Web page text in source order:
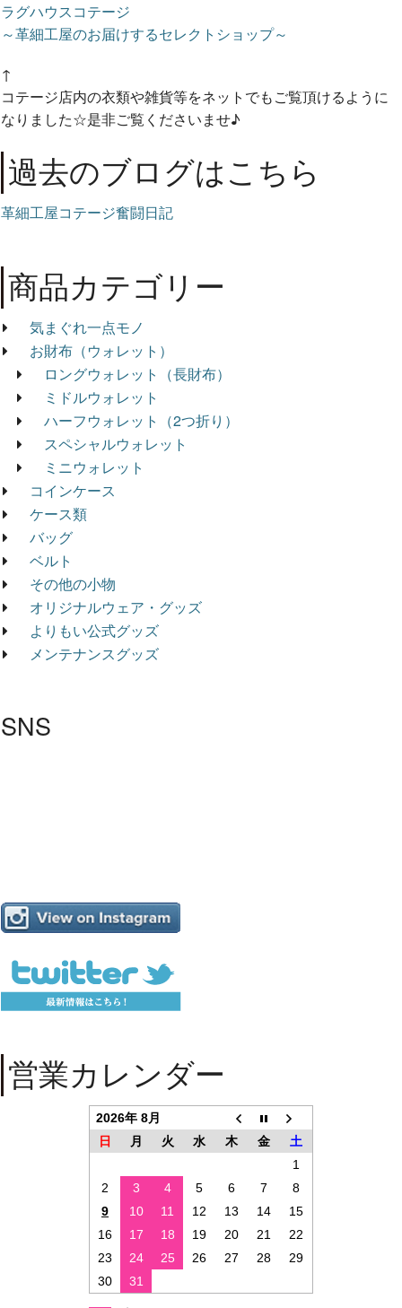
ラグハウスコテージ
～革細工屋のお届けするセレクトショップ～
↑
コテージ店内の衣類や雑貨等をネットでもご覧頂けるように
なりました☆是非ご覧くださいませ♪
過去のブログはこちら
革細工屋コテージ奮闘日記
商品カテゴリー
気まぐれ一点モノ
お財布（ウォレット）
ロングウォレット（長財布）
ミドルウォレット
ハーフウォレット（2つ折り）
スペシャルウォレット
ミニウォレット
コインケース
ケース類
バッグ
ベルト
その他の小物
オリジナルウェア・グッズ
よりもい公式グッズ
メンテナンスグッズ
SNS
営業カレンダー
2026年 8月
日
月 火 水 木 金
土
1
2
3 4 5 6 7
8
9
10 11 12 13 14
15
16
17 18 19 20 21
22
23
24 25 26 27 28
29
30
31